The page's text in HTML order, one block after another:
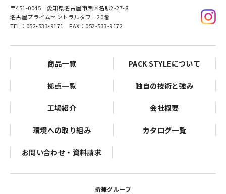
〒451-0045 愛知県名古屋市西区名駅2-27-8
名古屋プライムセントラルタワー20階
TEL：052-533-9171 FAX：052-533-9172
商品一覧 PACK STYLEについて
拠点一覧 独自の技術と強み
工場紹介 会社概要
環境への取り組み カタログ一覧
お問い合わせ・資料請求
折兼グループ